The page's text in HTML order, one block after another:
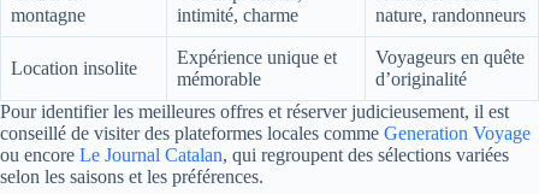
montagne
intimité, charme
nature, randonneurs
Location insolite
Expérience unique et
mémorable
Voyageurs en quête
d’originalité
Pour identifier les meilleures offres et réserver judicieusement, il est
conseillé de visiter des plateformes locales comme Generation Voyage
ou encore Le Journal Catalan, qui regroupent des sélections variées
selon les saisons et les préférences.